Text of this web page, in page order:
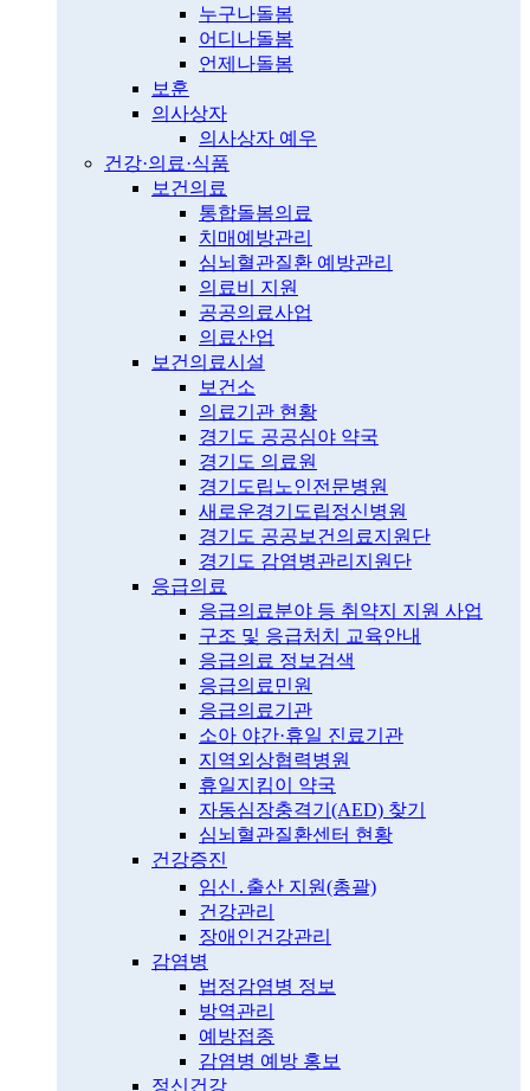
누구나돌봄
어디나돌봄
언제나돌봄
보훈
의사상자
의사상자 예우
건강·의료·식품
보건의료
통합돌봄의료
치매예방관리
심뇌혈관질환 예방관리
의료비 지원
공공의료사업
의료산업
보건의료시설
보건소
의료기관 현황
경기도 공공심야 약국
경기도 의료원
경기도립노인전문병원
새로운경기도립정신병원
경기도 공공보건의료지원단
경기도 감염병관리지원단
응급의료
응급의료분야 등 취약지 지원 사업
구조 및 응급처치 교육안내
응급의료 정보검색
응급의료민원
응급의료기관
소아 야간·휴일 진료기관
지역외상협력병원
휴일지킴이 약국
자동심장충격기(AED) 찾기
심뇌혈관질환센터 현황
건강증진
임신․출산 지원(총괄)
건강관리
장애인건강관리
감염병
법정감염병 정보
방역관리
예방접종
감염병 예방 홍보
정신건강